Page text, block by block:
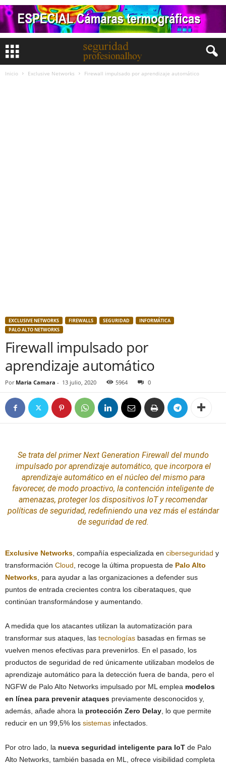
Inicio Exclusive Networks Firewall impulsado por aprendizaje automático
EXCLUSIVE NETWORKS FIREWALLS SEGURIDAD
INFORMÁTICA
PALO ALTO NETWORKS
Firewall impulsado por
aprendizaje automático
Por Maria Camara - 13 julio, 2020 5964 0
Se trata del primer Next Generation Firewall del mundo
impulsado por aprendizaje automático, que incorpora el
aprendizaje automático en el núcleo del mismo para
favorecer, de modo proactivo, la contención inteligente de
amenazas, proteger los dispositivos IoTy recomendar
políticas de seguridad, redefiniendo una vez más el estándar
de seguridad de red.
Exclusive Networks , compañía especializada en ciberseguridad y
transformación Cloud , recoge la última propuesta de Palo Alto
Networks , para ayudar a las organizaciones a defender sus
puntos de entrada crecientes contra los ciberataques, que
continúan transformándose y aumentando.
A medida que los atacantes utilizan la automatización para
transformar sus ataques, las tecnologías basadas en firmas se
vuelven menos efectivas para prevenirlos. En el pasado, los
productos de seguridad de red únicamente utilizaban modelos de
aprendizaje automático para la detección fuera de banda, pero el
NGFW de Palo Alto Networks impulsado por ML emplea modelos
en línea para prevenir ataques previamente desconocidos y,
además, añade ahora la protección Zero Delay , lo que permite
reducir en un 99,5% los sistemas infectados.
Por otro lado, la nueva seguridad inteligente para IoT de Palo
Alto Networks, también basada en ML, ofrece visibilidad completa